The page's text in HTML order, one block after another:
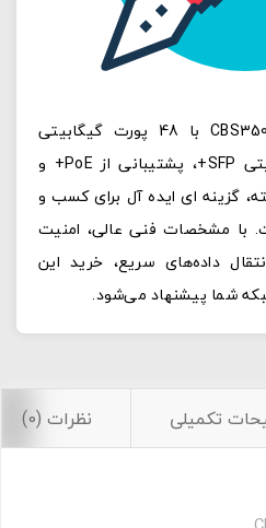
سوئیچ سیسکو CBS350-48P-4X با 48 پورت گیگابیتی
اترنت و 4 پورت 10 گیگابیتی SFP+، پشتیبانی از PoE+ و
گزینه‌ ای ایده‌ آل برای کسب‌ و
با مشخصات فنی عالی، امنیت
داده‌های سریع، خرید این
شما پیشنهاد می‌شود.
تکمیلی نظرات (0)